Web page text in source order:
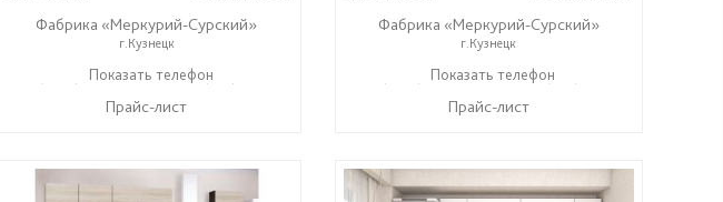
Фабрика «Меркурий-Сурский»
г.Кузнецк
+7 (8415) 73-05-06 ☎+7 (937) 400-89-79
Показать телефон
Прайс-лист
Фабрика «Меркурий-Сурский»
г.Кузнецк
+7 (8415) 73-05-06 ☎+7 (937) 400-89-79
Показать телефон
Прайс-лист